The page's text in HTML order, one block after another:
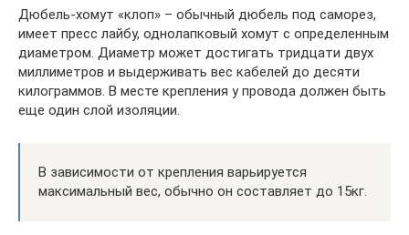
Дюбель-хомут «клоп» – обычный дюбель под саморез,
имеет пресс лайбу, однолапковый хомут с определенным
диаметром. Диаметр может достигать тридцати двух
миллиметров и выдерживать вес кабелей до десяти
килограммов. В месте крепления у провода должен быть
еще один слой изоляции.
В зависимости от крепления варьируется
максимальный вес, обычно он составляет до 15кг.